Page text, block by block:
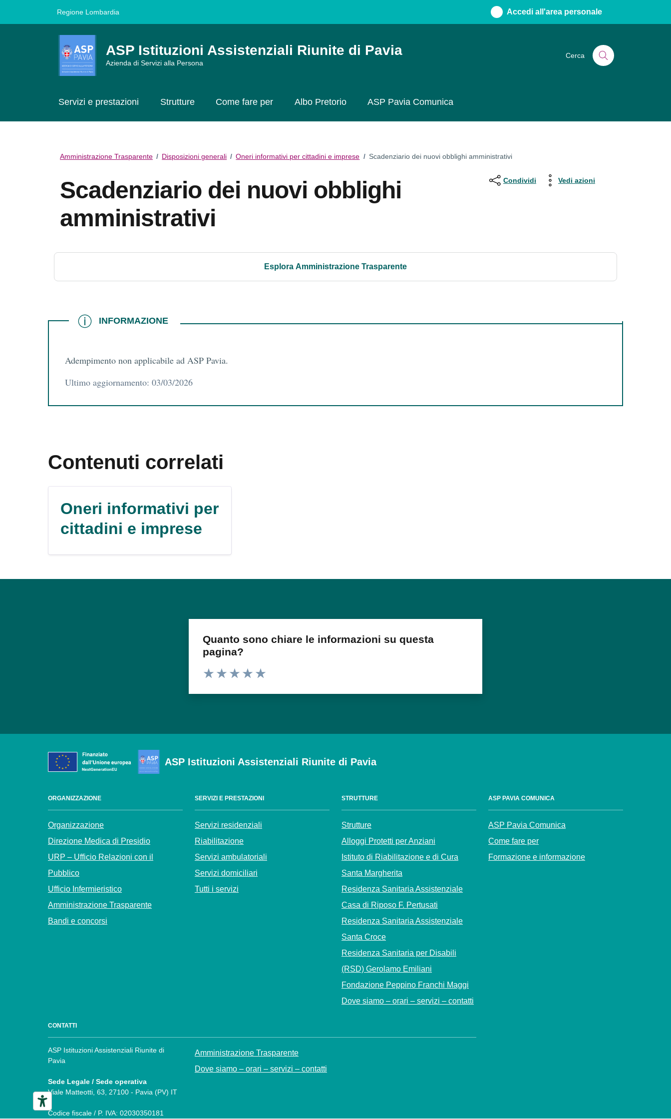
Regione Lombardia Accedi all'area personale
ASP Istituzioni Assistenziali Riunite di Pavia
Azienda di Servizi alla Persona
Cerca
Servizi e prestazioni Strutture Come fare per Albo Pretorio ASP Pavia Comunica
Amministrazione Trasparente / Disposizioni generali / Oneri informativi per cittadini e imprese / Scadenziario dei nuovi obblighi amministrativi
Scadenziario dei nuovi obblighi
amministrativi
Condividi Vedi azioni
Esplora Amministrazione Trasparente
INFORMAZIONE
INFORMAZIONE
Adempimento non applicabile ad ASP Pavia.
Ultimo aggiornamento: 03/03/2026
Contenuti correlati
Oneri informativi per
cittadini e imprese
Quanto sono chiare le informazioni su questa
pagina?
ASP Istituzioni Assistenziali Riunite di Pavia
ORGANIZZAZIONE
Organizzazione
Direzione Medica di Presidio
URP – Ufficio Relazioni con il
Pubblico
Ufficio Infermieristico
Amministrazione Trasparente
Bandi e concorsi
SERVIZI E PRESTAZIONI
Servizi residenziali
Riabilitazione
Servizi ambulatoriali
Servizi domiciliari
Tutti i servizi
STRUTTURE
Strutture
Alloggi Protetti per Anziani
Istituto di Riabilitazione e di Cura
Santa Margherita
Residenza Sanitaria Assistenziale
Casa di Riposo F. Pertusati
Residenza Sanitaria Assistenziale
Santa Croce
Residenza Sanitaria per Disabili
(RSD) Gerolamo Emiliani
Fondazione Peppino Franchi Maggi
Dove siamo – orari – servizi – contatti
ASP PAVIA COMUNICA
ASP Pavia Comunica
Come fare per
Formazione e informazione
CONTATTI
ASP Istituzioni Assistenziali Riunite di
Pavia
Sede Legale / Sede operativa
Viale Matteotti, 63, 27100 - Pavia (PV) IT
Codice fiscale / P. IVA: 02030350181
Amministrazione Trasparente
Dove siamo – orari – servizi – contatti